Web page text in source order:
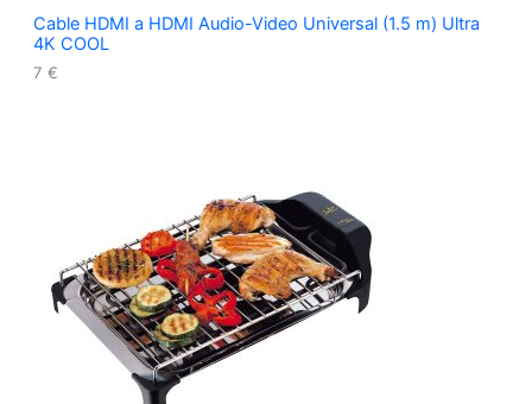
Cable HDMI a HDMI Audio-Video Universal (1.5 m) Ultra
4K COOL
7 €